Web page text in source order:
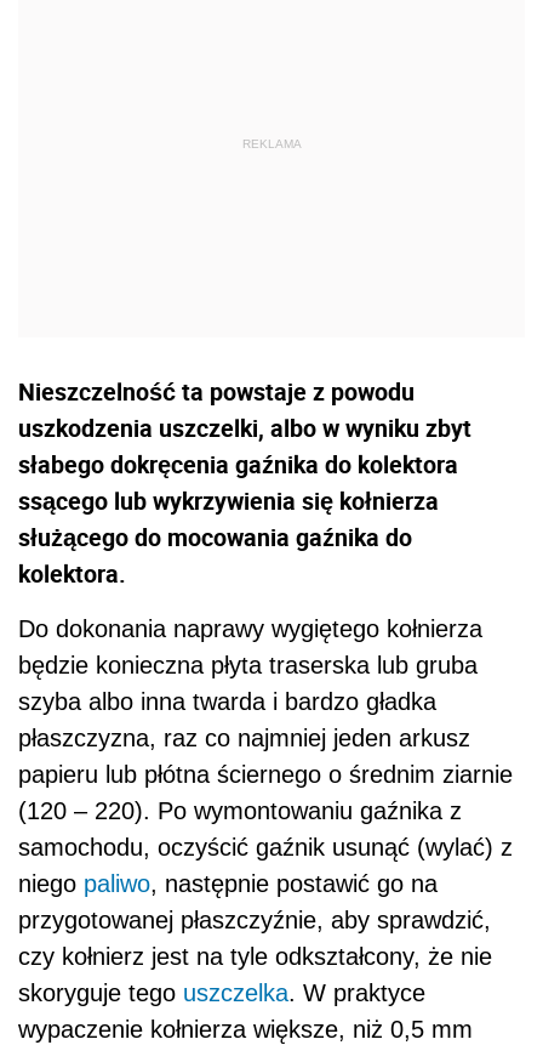
Nieszczelność ta powstaje z powodu
uszkodzenia uszczelki, albo w wyniku zbyt
słabego dokręcenia gaźnika do kolektora
ssącego lub wykrzywienia się kołnierza
służącego do mocowania gaźnika do
kolektora.
Do dokonania naprawy wygiętego kołnierza
będzie konieczna płyta traserska lub gruba
szyba albo inna twarda i bardzo gładka
płaszczyzna, raz co najmniej jeden arkusz
papieru lub płótna ściernego o średnim ziarnie
(120 – 220). Po wymontowaniu gaźnika z
samochodu, oczyścić gaźnik usunąć (wylać) z
niego paliwo, następnie postawić go na
przygotowanej płaszczyźnie, aby sprawdzić,
czy kołnierz jest na tyle odkształcony, że nie
skoryguje tego uszczelka. W praktyce
wypaczenie kołnierza większe, niż 0,5 mm